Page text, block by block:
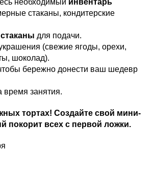
стаканы, кондитерские
для подачи.
(свежие ягоды, орехи,
шоколад).
бережно донести ваш шедевр
время занятия.
тортах! Создайте свой мини-
покорит всех с первой ложки.